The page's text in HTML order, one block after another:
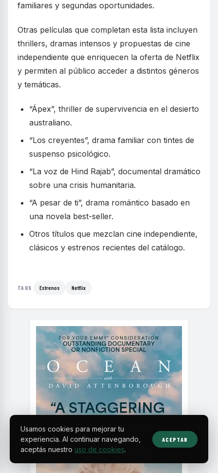
familiares y segundas oportunidades.
Otras películas que completan esta lista incluyen
thrillers, dramas intensos y propuestas de cine
independiente que enriquecen la oferta de Netflix
y permiten al público acceder a distintos géneros
y temáticas.
“Ápex”, thriller de supervivencia en el desierto
australiano.
“Los creyentes”, drama familiar con tintes de
suspenso psicológico.
“La voz de Hind Rajab”, documental dramático
sobre una crisis humanitaria.
“A pesar de ti”, drama romántico basado en
una novela best-seller.
Otros títulos que mezclan cine independiente,
clásicos y estrenos recientes del catálogo.
TAGS Estrenos Netflix
Usamos cookies para mejorar tu
experiencia. Al continuar navegando,
aceptás nuestro uso de cookies.
ACEPTAR